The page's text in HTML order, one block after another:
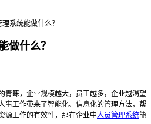
系统能做什么？
做什么？
青睐，企业规模越大，员工越多，企业越渴望
事工作带来了智能化、信息化的管理方法，帮
源工作的有效性，那在企业中人员管理系统能